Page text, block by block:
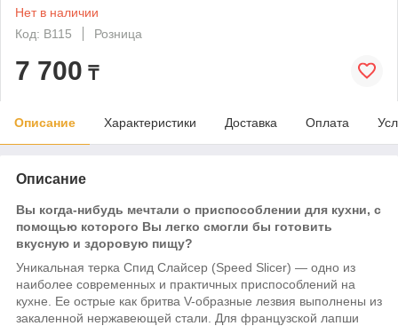
Нет в наличии
Код: B115
Розница
7 700 ₸
Описание Характеристики Доставка Оплата
Описание
Вы когда-нибудь мечтали о приспособлении для кухни, с
помощью которого Вы легко смогли бы готовить
вкусную и здоровую пищу?
Уникальная терка Спид Слайсер (Speed Slicer) ― одно из
наиболее современных и практичных приспособлений на
кухне. Ее острые как бритва V-образные лезвия выполнены из
закаленной нержавеющей стали. Для французской лапши